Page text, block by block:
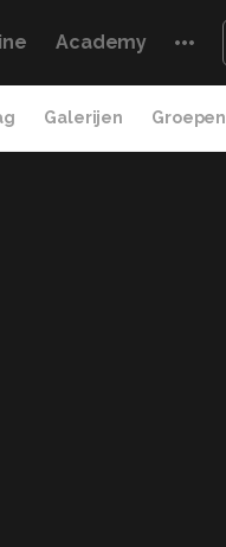
Academy
Galerijen Groepen